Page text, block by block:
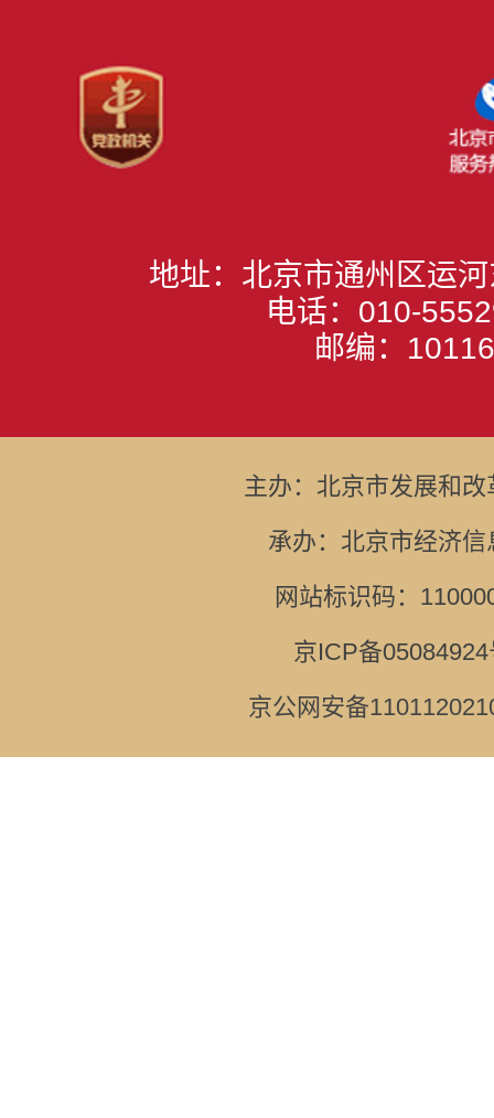
地址：北京市通州区运
电话：010-
邮编：
主办：北京市发展和改
承办：北京市经济信
网站标识码：
京ICP备
京公网安备